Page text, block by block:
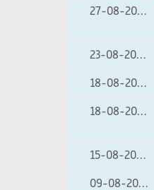
27-08-2008
23-08-2008
18-08-2008
18-08-2008
15-08-2008
09-08-2008